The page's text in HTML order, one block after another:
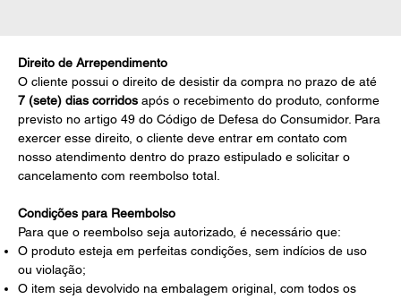
Direito de Arrependimento
O cliente possui o direito de desistir da compra no prazo de até
7 (sete) dias corridos após o recebimento do produto, conforme
previsto no artigo 49 do Código de Defesa do Consumidor. Para
exercer esse direito, o cliente deve entrar em contato com
nosso atendimento dentro do prazo estipulado e solicitar o
cancelamento com reembolso total.
Condições para Reembolso
Para que o reembolso seja autorizado, é necessário que:
O produto esteja em perfeitas condições, sem indícios de uso
ou violação;
O item seja devolvido na embalagem original, com todos os